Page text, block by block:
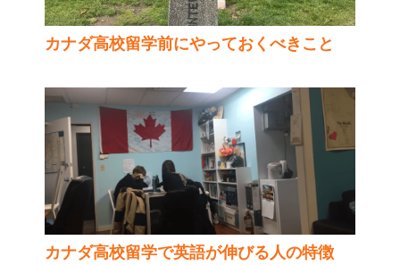
カナダ高校留学前にやっておくべきこと
カナダ高校留学で英語が伸びる人の特徴